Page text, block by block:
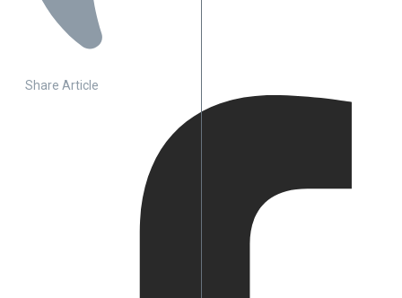
Share Article